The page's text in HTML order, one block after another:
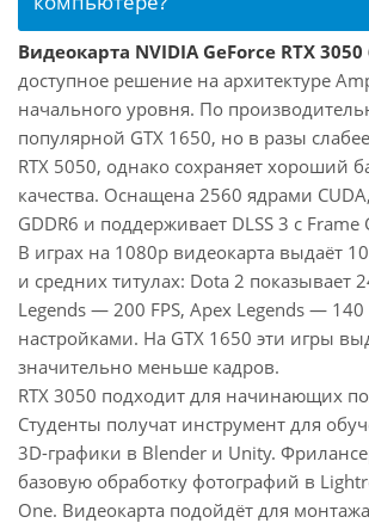
Видеокарта NVIDIA GeForce RTX 3050
доступное решение на архитектуре
начального уровня. По
популярной GTX 1650, но в разы
RTX 5050, однако сохраняет хороший
качества. Оснащена 2560 ядрами
GDDR6 и поддерживает DLSS 3 с Frame
В играх на 1080p видеокарта выдаёт
и средних титулах: Dota 2 показывает
Legends — 200 FPS, Apex Legends —
настройками. На GTX 1650 эти игры
значительно меньше кадров.
RTX 3050 подходит для начинающих
Студенты получат инструмент для
3D-графики в Blender и Unity.
базовую обработку фотографий в
One. Видеокарта подойдёт для